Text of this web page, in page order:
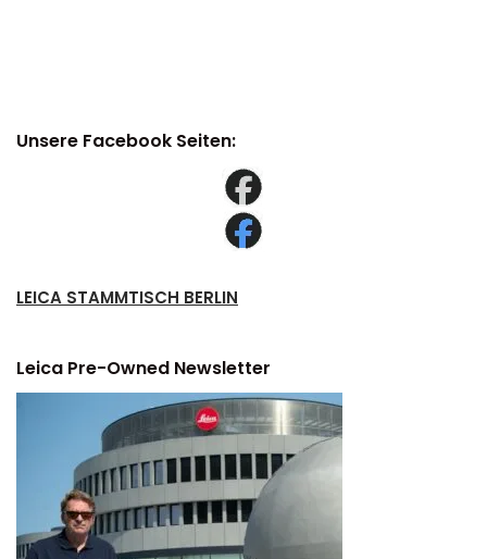
Unsere Facebook Seiten:
LEICA STAMMTISCH BERLIN
Leica Pre-Owned Newsletter